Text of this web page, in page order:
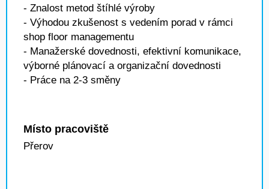
- Znalost metod štíhlé výroby
- Výhodou zkušenost s vedením porad v rámci
shop floor managementu
- Manažerské dovednosti, efektivní komunikace,
výborné plánovací a organizační dovednosti
- Práce na 2-3 směny
Místo pracoviště
Přerov